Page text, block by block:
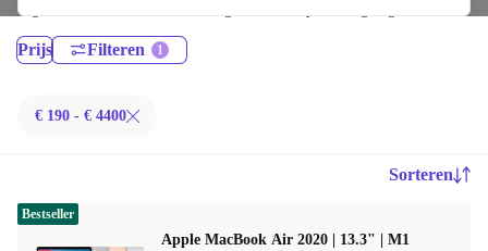
dagen retourrecht & 12 maanden garantie. Shop vandaag nog duurzaam!
Prijs Filteren
€ 190 - € 4400
Sorteren
Apple MacBook Air 2020 | 13.3" | M1
Bestseller